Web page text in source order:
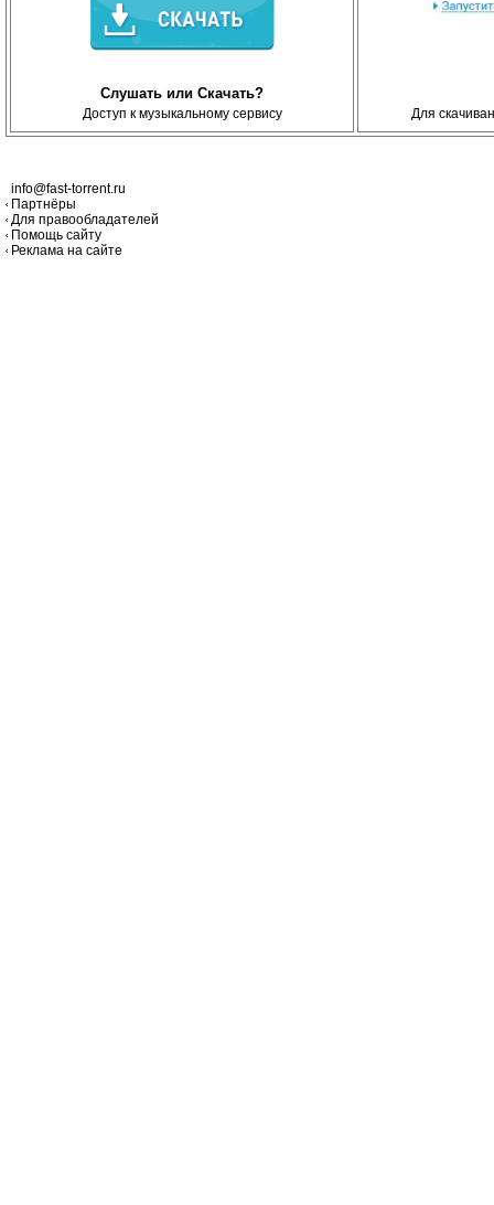
Слушать или Скачать?
Доступ к музыкальному сервису Для
info@fast-torrent.ru
Партнёры
Для правообладателей
Помощь сайту
Реклама на сайте